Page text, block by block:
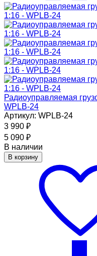
Радиоуправляемая
WPLB-24
Артикул: WPLB-24
3 990 ₽
5 090 ₽
В наличии
В корзину